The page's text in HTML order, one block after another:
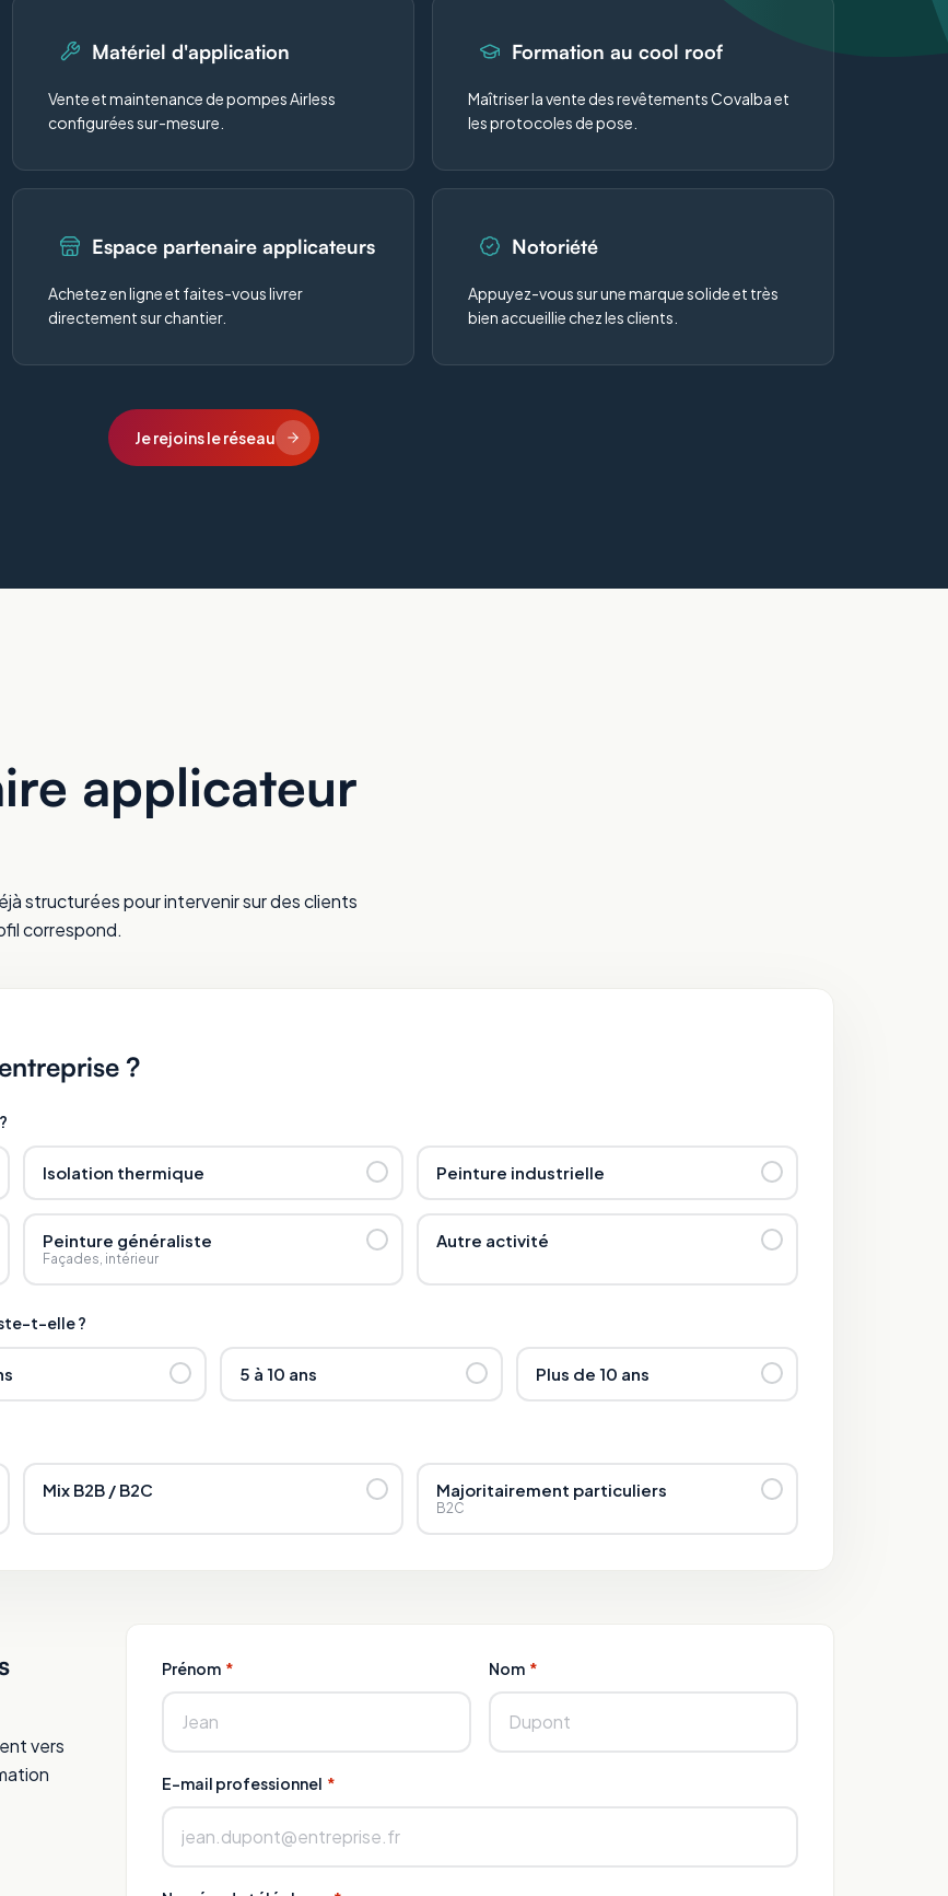
Matériel d'application
Vente et maintenance de pompes Airless
configurées sur-mesure.
Formation au cool roof
Maîtriser la vente des revêtements Covalba et
les protocoles de pose.
Espace partenaire applicateurs
Achetez en ligne et faites-vous livrer
directement sur chantier.
Notoriété
Appuyez-vous sur une marque solide et très
bien accueillie chez les clients.
Je rejoins le réseau
applicateur
structurées pour intervenir sur des clients
correspond.
?
Isolation thermique Peinture industrielle
Peinture généraliste
Façades, intérieur
Autre activité
t-elle ?
5 à 10 ans Plus de 10 ans
Mix B2B / B2C Majoritairement particuliers
B2C
vers
Prénom * Nom *
E-mail professionnel *